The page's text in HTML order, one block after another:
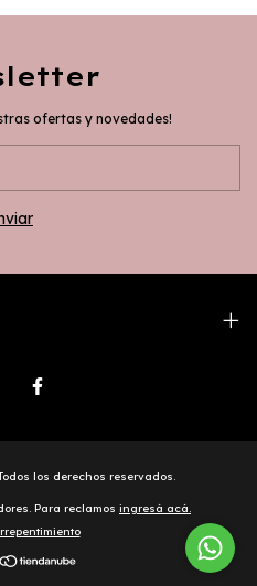
ofertas y novedades!
los derechos reservados.
Para reclamos ingresá acá.